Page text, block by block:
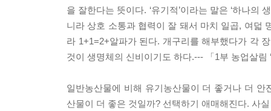
내부를 들여다보자
사회적으로 농사짓기
을 잘한다는 뜻이다. ‘유기적’이라는 말은 ‘하나
니라 상호 소통과 협력이 잘 돼서 마치 일곱, 여덟
라 1+1=2+알파가 된다. 개구리를 해부했다가 각
것이 생명체의 신비이기도 하다.--- 「1부 농업살림
일반농산물에 비해 유기농산물이 더 좋거나 더
산물이 더 좋은 것일까? 선택하기 애매해진다. 사